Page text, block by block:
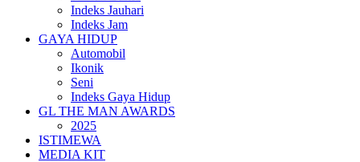
Indeks Jauhari
Indeks Jam
GAYA HIDUP
Automobil
Ikonik
Seni
Indeks Gaya Hidup
GL THE MAN AWARDS
2025
ISTIMEWA
MEDIA KIT